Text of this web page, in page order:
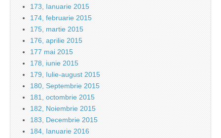
173, Ianuarie 2015
174, februarie 2015
175, martie 2015
176, aprilie 2015
177 mai 2015
178, iunie 2015
179, Iulie-august 2015
180, Septembrie 2015
181, octombrie 2015
182, Noiembrie 2015
183, Decembrie 2015
184, Ianuarie 2016